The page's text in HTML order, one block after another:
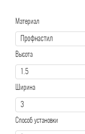
Материал
Высота
Ширина
Способ установки